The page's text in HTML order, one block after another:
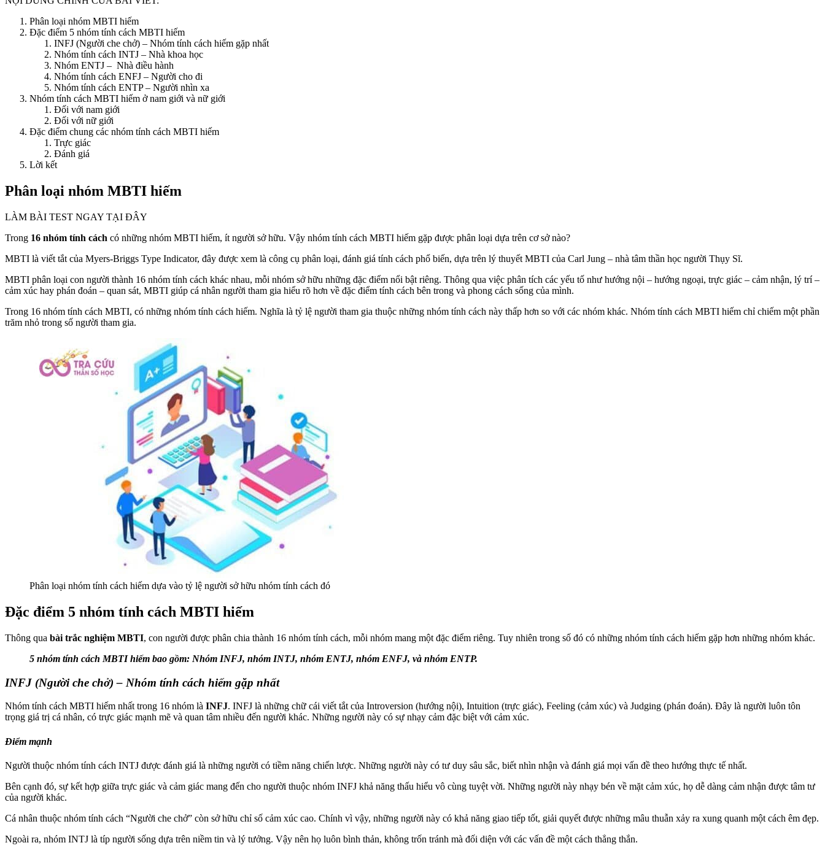
Phân loại nhóm MBTI hiếm
Đặc điểm 5 nhóm tính cách MBTI hiếm
INFJ (Người che chở) – Nhóm tính cách hiếm gặp nhất
Nhóm tính cách INTJ – Nhà khoa học
Nhóm ENTJ – Nhà điều hành
Nhóm tính cách ENFJ – Người cho đi
Nhóm tính cách ENTP – Người nhìn xa
Nhóm tính cách MBTI hiếm ở nam giới và nữ giới
Đối với nam giới
Đối với nữ giới
Đặc điểm chung các nhóm tính cách MBTI hiếm
Trực giác
Đánh giá
Lời kết
Phân loại nhóm MBTI hiếm
LÀM BÀI TEST NGAY TẠI ĐÂY
Trong 16 nhóm tính cách có những nhóm MBTI hiếm, ít người sở hữu. Vậy nhóm tính cách MBTI hiếm gặp được phân loại dựa trên cơ sở nào?
MBTI là viết tắt của Myers-Briggs Type Indicator, đây được xem là công cụ phân loại, đánh giá tính cách phổ biến, dựa trên lý thuyết MBTI của Carl Jung – nhà tâm thần học người Thụy Sĩ.
MBTI phân loại con người thành 16 nhóm tính cách khác nhau, mỗi nhóm sở hữu những đặc điểm nổi bật riêng. Thông qua việc phân tích các yếu tố như hướng nội – hướng ngoại, trực giác – cảm nhận, lý trí –
cảm xúc hay phán đoán – quan sát, MBTI giúp cá nhân người tham gia hiểu rõ hơn về đặc điểm tính cách bên trong và phong cách sống của mình.
Trong 16 nhóm tính cách MBTI, có những nhóm tính cách hiếm. Nghĩa là tỷ lệ người tham gia thuộc những nhóm tính cách này thấp hơn so với các nhóm khác. Nhóm tính cách MBTI hiếm chỉ chiếm một phần
trăm nhỏ trong số người tham gia.
Phân loại nhóm tính cách hiếm dựa vào tỷ lệ người sở hữu nhóm tính cách đó
Đặc điểm 5 nhóm tính cách MBTI hiếm
Thông qua bài trắc nghiệm MBTI, con người được phân chia thành 16 nhóm tính cách, mỗi nhóm mang một đặc điểm riêng. Tuy nhiên trong số đó có những nhóm tính cách hiếm gặp hơn những nhóm khác.
5 nhóm tính cách MBTI hiếm bao gồm: Nhóm INFJ, nhóm INTJ, nhóm ENTJ, nhóm ENFJ, và nhóm ENTP.
INFJ (Người che chở) – Nhóm tính cách hiếm gặp nhất
Nhóm tính cách MBTI hiếm nhất trong 16 nhóm là INFJ. INFJ là những chữ cái viết tắt của Introversion (hướng nội), Intuition (trực giác), Feeling (cảm xúc) và Judging (phán đoán). Đây là người luôn tôn
trọng giá trị cá nhân, có trực giác mạnh mẽ và quan tâm nhiều đến người khác. Những người này có sự nhạy cảm đặc biệt với cảm xúc.
Điểm mạnh
Người thuộc nhóm tính cách INTJ được đánh giá là những người có tiềm năng chiến lược. Những người này có tư duy sâu sắc, biết nhìn nhận và đánh giá mọi vấn đề theo hướng thực tế nhất.
Bên cạnh đó, sự kết hợp giữa trực giác và cảm giác mang đến cho người thuộc nhóm INFJ khả năng thấu hiểu vô cùng tuyệt vời. Những người này nhạy bén về mặt cảm xúc, họ dễ dàng cảm nhận được tâm tư
của người khác.
Cá nhân thuộc nhóm tính cách “Người che chở” còn sở hữu chỉ số cảm xúc cao. Chính vì vậy, những người này có khả năng giao tiếp tốt, giải quyết được những mâu thuẫn xảy ra xung quanh một cách êm đẹp.
Ngoài ra, nhóm INTJ là típ người sống dựa trên niềm tin và lý tưởng. Vậy nên họ luôn bình thản, không trốn tránh mà đối diện với các vấn đề một cách thẳng thắn.